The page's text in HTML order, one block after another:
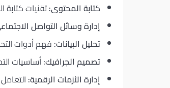
كتابة المحتوى:تقنيات كتابة
إدارة وسائل التواصل
تحليل البيانات: فهم أدوات
تصميم الجرافيك:أساسيات
إدارة الأزمات الرقمية: